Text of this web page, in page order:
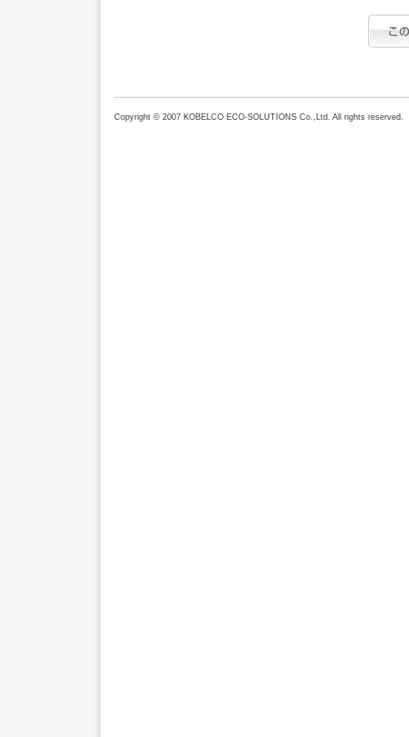
Copyright © 2007 KOBELCO ECO-SOLUTIONS Co.,Ltd. All rights reserved.